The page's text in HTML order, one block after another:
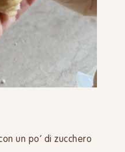
un po’ di zucchero